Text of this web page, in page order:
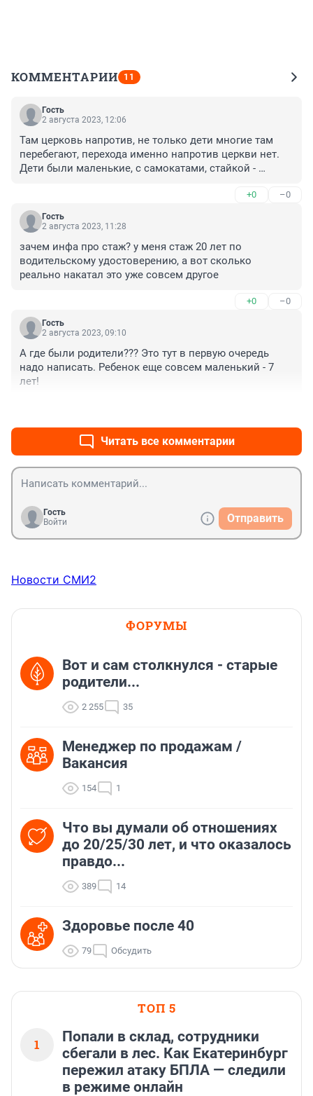
КОММЕНТАРИИ 11
Гость
2 августа 2023, 12:06
Там церковь напротив, не только дети многие там
перебегают, перехода именно напротив церкви нет.
Дети были маленькие, с самокатами, стайкой -
+0 –0
Гость
2 августа 2023, 11:28
зачем инфа про стаж? у меня стаж 20 лет по
водительскому удостоверению, а вот сколько
реально накатал это уже совсем другое
+0 –0
Гость
2 августа 2023, 09:10
А где были родители??? Это тут в первую очередь
надо написать. Ребенок еще совсем маленький - 7
лет!
Читать все комментарии
Гость
Войти
Отправить
Новости СМИ2
ФОРУМЫ
Вот и сам столкнулся - старые
родители...
2 255 35
Менеджер по продажам /
Вакансия
154 1
Что вы думали об отношениях
до 20/25/30 лет, и что оказалось
правдо...
389 14
Здоровье после 40
79 Обсудить
ТОП 5
1
Попали в склад, сотрудники
сбегали в лес. Как Екатеринбург
пережил атаку БПЛА — следили
в режиме онлайн